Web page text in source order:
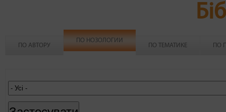
ПО АВТОРУ
ПО НОЗОЛОГИИ
ПО ТЕМАТИКЕ ПО